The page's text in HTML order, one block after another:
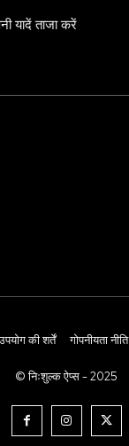
यादें ताजा करें
की शर्तें गोपनीयता नीति
© निःशुल्क ऐप्स - 2025